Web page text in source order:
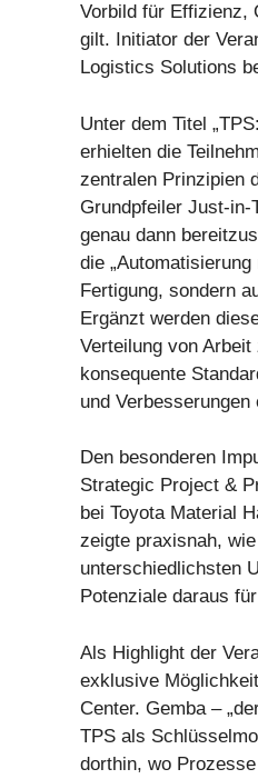
Vorbild für Effizienz,
gilt. Initiator der
Logistics Solutions
Unter dem Titel
erhielten die
zentralen Prinzipien
Grundpfeiler Just-in-
genau dann
die
Fertigung, sondern
Ergänzt werden
Verteilung von
konsequente
und
Den besonderen
Strategic Project &
bei Toyota Material
zeigte praxisnah,
unterschiedlichsten
Potenziale daraus
Als Highlight der
exklusive
Center. Gemba –
TPS als
dorthin, wo